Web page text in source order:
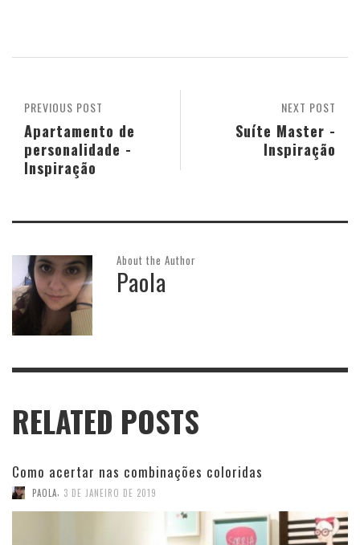
NEXT POST
Suíte Master -
Inspiração
PREVIOUS POST
Apartamento de
personalidade -
Inspiração
About the Author
Paola
RELATED POSTS
Como acertar nas combinações coloridas
PAOLA 3 DE JANEIRO DE 2019